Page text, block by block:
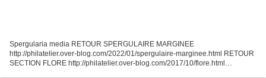
Spergularia media RETOUR SPERGULAIRE MARGINEE
http://philatelier.over-blog.com/2022/01/spergulaire-marginee.html RETOUR
SECTION FLORE http://philatelier.over-blog.com/2017/10/flore.html